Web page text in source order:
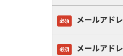
必須 メールアド
必須 メールアド